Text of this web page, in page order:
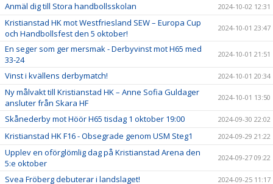
Anmäl dig till Stora handbollsskolan 2024-10-02 12:31
Kristianstad HK mot Westfriesland SEW – Europa Cup
och Handbollsfest den 5 oktober!
2024-10-01 23:47
En seger som ger mersmak - Derbyvinst mot H65 med
33-24
2024-10-01 21:51
Vinst i kvällens derbymatch! 2024-10-01 20:34
Ny målvakt till Kristianstad HK – Anne Sofia Guldager
ansluter från Skara HF
2024-10-01 13:50
Skånederby mot Höör H65 tisdag 1 oktober 19:00 2024-09-30 22:02
Kristianstad HK F16 - Obsegrade genom USM Steg1 2024-09-29 21:22
Upplev en oförglömlig dag på Kristianstad Arena den
5:e oktober
2024-09-27 09:22
Svea Fröberg debuterar i landslaget! 2024-09-25 11:17